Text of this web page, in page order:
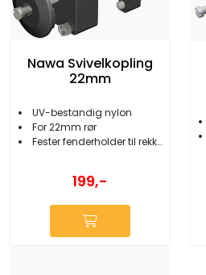
Nawa Svivelkopling
22mm
UV-bestandig nylon
For 22mm rør
Fester fenderholder til rekke
199,-